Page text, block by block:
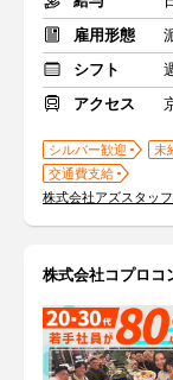
雇用形態
シフト
アクセス
シルバー歓迎 未
交通費支給
株式会社アズスタッ
株式会社コプロコ